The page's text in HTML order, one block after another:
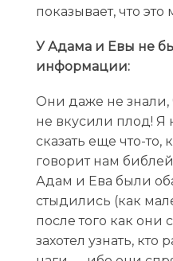
показывает, что это
У Адама и Евы не
информации:
Они даже не знали,
не вкусили плод! Я
сказать еще что-то,
говорит нам
Адам и Ева были
стыдились (как
после того как они
захотел узнать, кто